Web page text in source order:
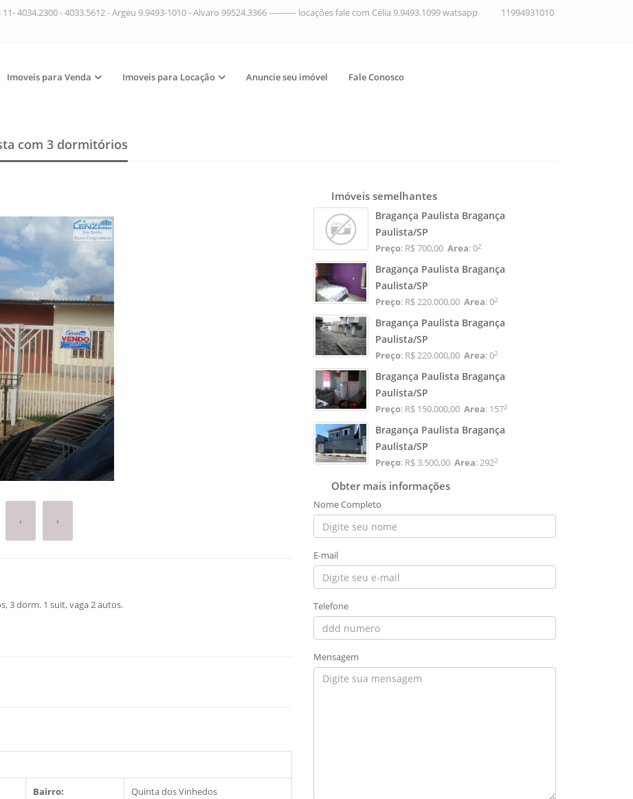
4034.2300 - 4033.5612 - Argeu 9.9493-1010 - Alvaro 99524.3366 ---------- locações fale com Célia 9.9493.1099 watsapp
11994931010
Imoveis para Venda Imoveis para Locação Anuncie seu imóvel Fale Conosco
com 3 dormitórios
‹ ›
3 dorm. 1 suit, vaga 2 autos.
Bairro: Quinta dos Vinhedos
Imóveis semelhantes
Bragança Paulista Bragança
Paulista/SP
Preço: R$ 700,00 Area: 02
Bragança Paulista Bragança
Paulista/SP
Preço: R$ 220.000,00 Area: 02
Bragança Paulista Bragança
Paulista/SP
Preço: R$ 220.000,00 Area: 02
Bragança Paulista Bragança
Paulista/SP
Preço: R$ 150.000,00 Area: 1572
Bragança Paulista Bragança
Paulista/SP
Preço: R$ 3.500,00 Area: 2922
Obter mais informações
Nome Completo
E-mail
Telefone
Mensagem